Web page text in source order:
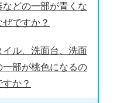
などの一部が青くな
ぜですか？
イル、洗面台、洗面
一部が桃色になるの
か？